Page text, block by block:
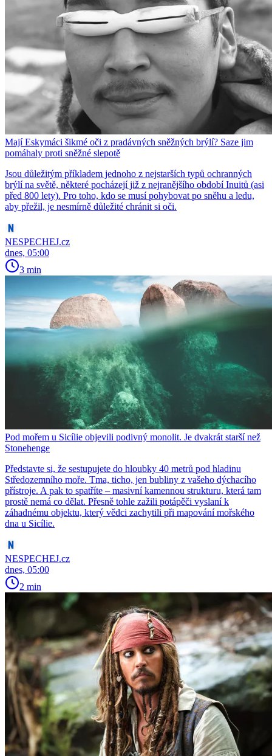
Mají Eskymáci šikmé oči z pradávných sněžných brýlí? Saze jim
pomáhaly proti sněžné slepotě
Jsou důležitým příkladem jednoho z nejstarších typů ochranných
brýlí na světě, některé pocházejí již z nejranějšího období Inuitů (asi
před 800 lety). Pro toho, kdo se musí pohybovat po sněhu a ledu,
aby přežil, je nesmírně důležité chránit si oči.
NESPECHEJ.cz
dnes, 05:00
3 min
Pod mořem u Sicílie objevili podivný monolit. Je dvakrát starší než
Stonehenge
Představte si, že sestupujete do hloubky 40 metrů pod hladinu
Středozemního moře. Tma, ticho, jen bubliny z vašeho dýchacího
přístroje. A pak to spatříte – masivní kamennou strukturu, která tam
prostě nemá co dělat. Přesně tohle zažili potápěči vyslaní k
záhadnému objektu, který vědci zachytili při mapování mořského
dna u Sicílie.
NESPECHEJ.cz
dnes, 05:00
2 min